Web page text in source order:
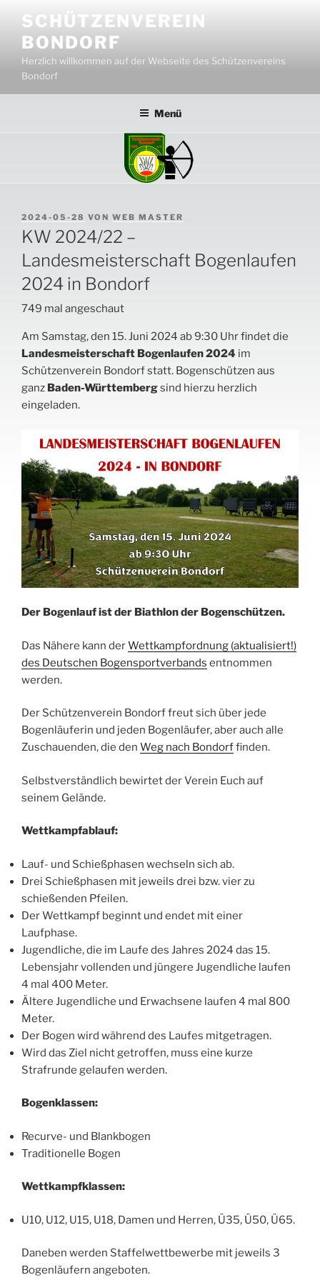
Inhalt
springen
SCHÜTZENVEREIN
BONDORF
Herzlich willkommen auf der Webseite des Schützenvereins
Bondorf
Menü
VERÖFFENTLICHT
AM
2024-05-28 VON WEB MASTER
KW 2024/22 –
Landesmeisterschaft Bogenlaufen
2024 in Bondorf
749 mal angeschaut
Am Samstag, den 15. Juni 2024 ab 9:30 Uhr findet die
Landesmeisterschaft Bogenlaufen 2024 im
Schützenverein Bondorf statt. Bogenschützen aus
ganz Baden-Württembergsind hierzu herzlich
eingeladen.
Der Bogenlauf ist der Biathlon der Bogenschützen.
Das Nähere kann derWettkampfordnung (aktualisiert!)
des Deutschen Bogensportverbands entnommen
werden.
Der Schützenverein Bondorf freut sich über jede
Bogenläuferin und jeden Bogenläufer, aber auch alle
Zuschauenden, die den Weg nach Bondorffinden.
Selbstverständlich bewirtet der Verein Euch auf
seinem Gelände.
Wettkampfablauf:
Lauf- und Schießphasen wechseln sich ab.
Drei Schießphasen mit jeweils drei bzw. vier zu
schießenden Pfeilen.
Der Wettkampf beginnt und endet mit einer
Laufphase.
Jugendliche, die im Laufe des Jahres 2024 das 15.
Lebensjahr vollenden und jüngere Jugendliche laufen
4 mal 400 Meter.
Ältere Jugendliche und Erwachsene laufen 4 mal 800
Meter.
Der Bogen wird während des Laufes mitgetragen.
Wird das Ziel nicht getroffen, muss eine kurze
Strafrunde gelaufen werden.
Bogenklassen:
Recurve- und Blankbogen
Traditionelle Bogen
Wettkampfklassen:
U10, U12, U15, U18, Damen und Herren, Ü35, Ü50, Ü65.
Daneben werden Staffelwettbewerbe mit jeweils 3
Bogenläufern angeboten.